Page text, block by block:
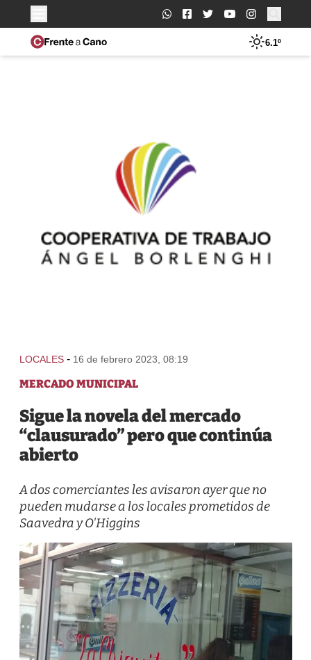
Buscar:
6.1º
LOCALES - 16 de febrero 2023, 08:19
MERCADO MUNICIPAL
Sigue la novela del mercado
“clausurado” pero que continúa
abierto
A dos comerciantes les avisaron ayer que no
pueden mudarse a los locales prometidos de
Saavedra y O'Higgins